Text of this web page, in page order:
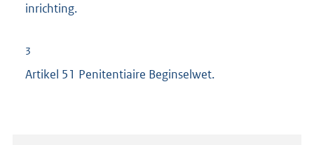
inrichting.
3
Artikel 51 Penitentiaire Beginselwet.